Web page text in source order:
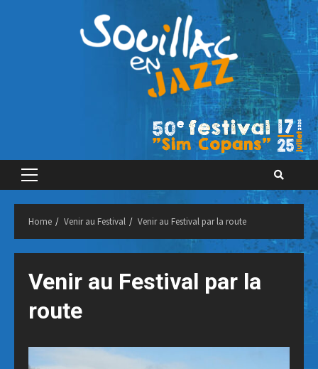
Primary
Home Venir au Festival Venir au Festival par la route
Venir au Festival par la
route